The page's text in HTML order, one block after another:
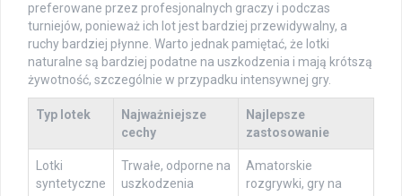
preferowane przez profesjonalnych graczy i podczas
turniejów, ponieważ ich lot jest bardziej przewidywalny, a
ruchy bardziej płynne. Warto jednak pamiętać, że lotki
naturalne są bardziej podatne na uszkodzenia i mają krótszą
żywotność, szczególnie w przypadku intensywnej gry.
Typ lotek
Najważniejsze
cechy
Najlepsze
zastosowanie
Lotki
syntetyczne
Trwałe, odporne na
uszkodzenia
Amatorskie
rozgrywki, gry na